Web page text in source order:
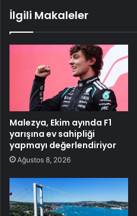
İlgili Makaleler
Malezya, Ekim ayında F1
yarışına ev sahipliği
yapmayı değerlendiriyor
Ağustos 8, 2026